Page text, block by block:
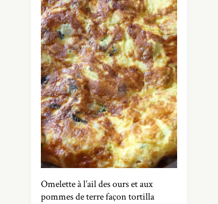
Omelette à l’ail des ours et aux
pommes de terre façon tortilla